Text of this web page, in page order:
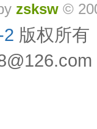
zsksw©
2 版权所有